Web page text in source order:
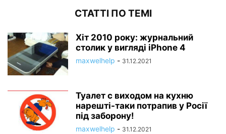
СТАТТІ ПО ТЕМІ
Хіт 2010 року: журнальний
столик у вигляді iPhone 4
maxwelhelp - 31.12.2021
Туалет c виходом на кухню
нарешті-таки потрапив у Росії
під заборону!
maxwelhelp - 31.12.2021